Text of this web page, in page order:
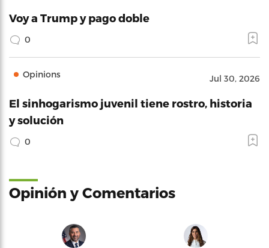
Voy a Trump y pago doble
0
Opinions Jul 30, 2026
El sinhogarismo juvenil tiene rostro, historia
y solución
0
Opinión y Comentarios